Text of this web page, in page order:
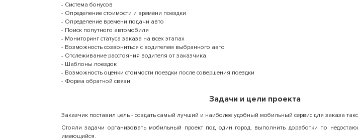
- Система бонусов
- Определение стоимости и времени поездки
- Определение времени подачи авто
- Поиск попутного автомобиля
- Мониторинг статуса заказа на всех этапах
- Возможность созвониться с водителем выбранного авто
- Отслеживание расстояния водителя от заказчика
- Шаблоны поездок
- Возможность оценки стоимости поездки после совершения поездки
- Форма обратной связи
Задачи и цели проекта
Заказчик поставил цель - создать самый лучший и наиболее удобный мобильный сервис для заказа
Стояли задачи организовать мобильный проект под один город, выполнить доработки по
имеющийся.